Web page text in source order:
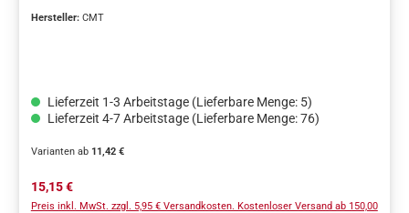
Hersteller: CMT
Lieferzeit 1-3 Arbeitstage (Lieferbare Menge: 5)
Lieferzeit 4-7 Arbeitstage (Lieferbare Menge: 76)
Varianten ab11,42 €
Regulärer Preis:
15,15 €
Preis inkl. MwSt. zzgl. 5,95 € Versandkosten. Kostenloser Versand ab 150,00